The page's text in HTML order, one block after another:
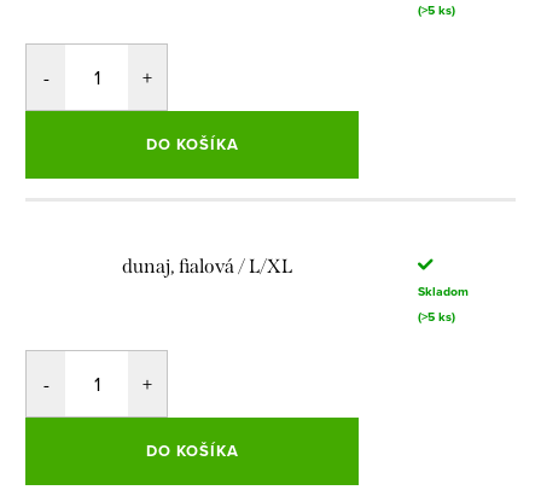
(>5 ks)
DO KOŠÍKA
dunaj, fialová / L/XL
Skladom
(>5 ks)
DO KOŠÍKA